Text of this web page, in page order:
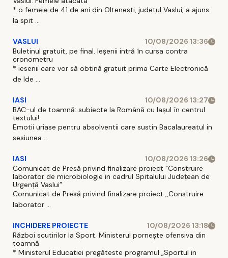
* o femeie de 41 de ani din Oltenesti, judetul Vaslui, a ajuns
la spit ...
VASLUI
10/08/2026 13:36
Buletinul gratuit, pe final. Ieșenii intră în cursa contra
cronometru
* iesenii care vor să obtină gratuit prima Carte Electronică
de Ide ...
IASI
10/08/2026 13:27
BAC-ul de toamnă: subiecte la Română cu Iașul în centrul
textului!
Emotii uriase pentru absolventii care sustin Bacalaureatul in
sesiunea ...
IASI
10/08/2026 13:26
Comunicat de Presă privind finalizare proiect "Construire
laborator de microbiologie in cadrul Spitalului Județean de
Urgență Vaslui”
Comunicat de Presă privind finalizare proiect ,,Construire
laborator ...
INCHIDERE PROIECTE
10/08/2026 13:18
Război scutirilor la Sport. Ministerul pornește ofensiva din
toamnă
* Ministerul Educatiei pregăteste programul „Sportul in